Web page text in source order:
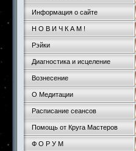
Информация о сайте
Н О В И Ч К А М !
Рэйки
Диагностика и исцеление
Вознесение
О Медитации
Расписание сеансов
Помощь от Круга Мастеров
Ф О Р У М